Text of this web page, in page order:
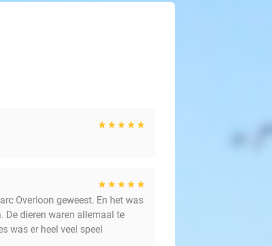
Overloon geweest. En het was
dieren waren allemaal te
was er heel veel speel